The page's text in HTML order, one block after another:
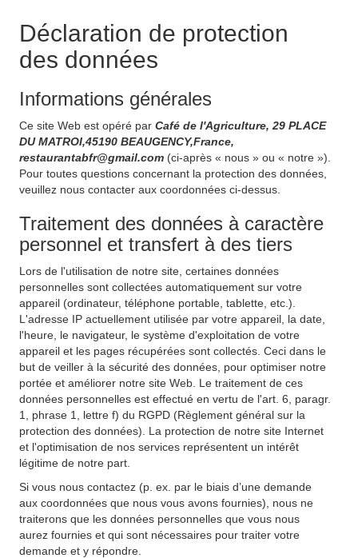
Déclaration de protection
des données
Informations générales
Ce site Web est opéré par Café de l'Agriculture, 29 PLACE
DU MATROI,45190 BEAUGENCY,France,
restaurantabfr@gmail.com (ci-après « nous » ou « notre »).
Pour toutes questions concernant la protection des données,
veuillez nous contacter aux coordonnées ci-dessus.
Traitement des données à caractère
personnel et transfert à des tiers
Lors de l'utilisation de notre site, certaines données
personnelles sont collectées automatiquement sur votre
appareil (ordinateur, téléphone portable, tablette, etc.).
L'adresse IP actuellement utilisée par votre appareil, la date,
l'heure, le navigateur, le système d'exploitation de votre
appareil et les pages récupérées sont collectés. Ceci dans le
but de veiller à la sécurité des données, pour optimiser notre
portée et améliorer notre site Web. Le traitement de ces
données personnelles est effectué en vertu de l'art. 6, paragr.
1, phrase 1, lettre f) du RGPD (Règlement général sur la
protection des données). La protection de notre site Internet
et l'optimisation de nos services représentent un intérêt
légitime de notre part.
Si vous nous contactez (p. ex. par le biais d’une demande
aux coordonnées que nous vous avons fournies), nous ne
traiterons que les données personnelles que vous nous
aurez fournies et qui sont nécessaires pour traiter votre
demande et y répondre.